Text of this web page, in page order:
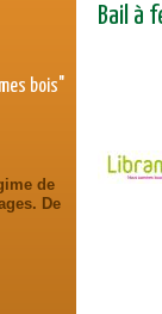
Bail à
bois"
de
De